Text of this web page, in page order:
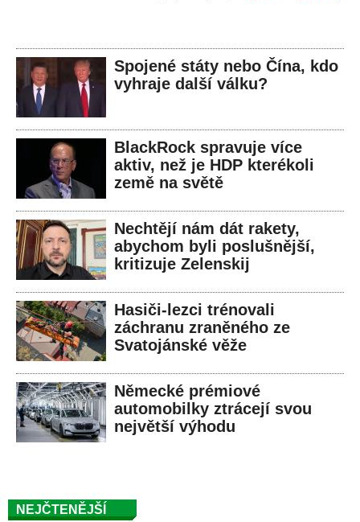
Spojené státy nebo Čína, kdo
vyhraje další válku?
BlackRock spravuje více
aktiv, než je HDP kterékoli
země na světě
Nechtějí nám dát rakety,
abychom byli poslušnější,
kritizuje Zelenskij
Hasiči-lezci trénovali
záchranu zraněného ze
Svatojánské věže
Německé prémiové
automobilky ztrácejí svou
největší výhodu
NEJČTENĚJŠÍ